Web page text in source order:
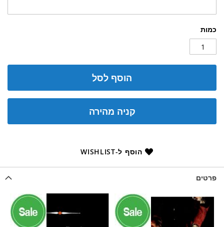
כמות
הוסף לסל
קניה מהירה
הוסף ל-WISHLIST
פרטים